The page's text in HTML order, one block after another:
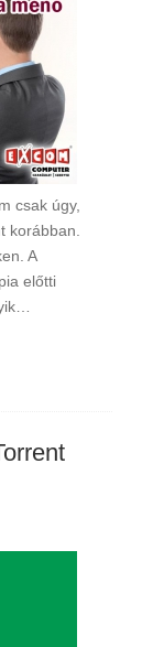
csak úgy,
korábban.
A
előtti